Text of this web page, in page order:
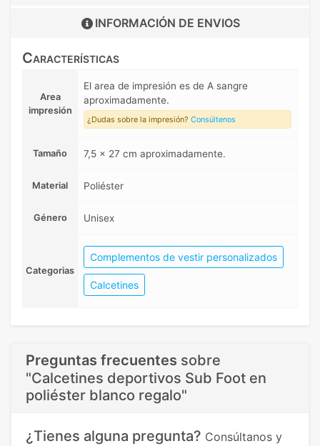
INFORMACIÓN DE ENVIOS
Características
Area
impresión
El area de impresión es de A sangre
aproximadamente.
¿Dudas sobre la impresión? Consúltenos
Tamaño 7,5 x 27 cm aproximadamente.
Material Poliéster
Género Unisex
Categorias
Complementos de vestir personalizados
Calcetines
Preguntas frecuentes sobre
"Calcetines deportivos Sub Foot en
poliéster blanco regalo"
¿Tienes alguna pregunta? Consúltanos y